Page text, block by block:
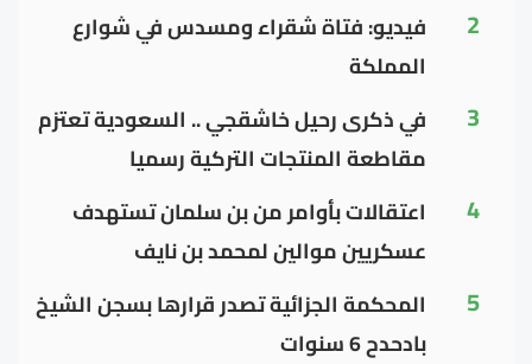
2
فيديو: فتاة شقراء ومسدس في شوارع
المملكة
3
في ذكرى رحيل خاشقجي .. السعودية تعتزم
مقاطعة المنتجات التركية رسميا
4
اعتقالات بأوامر من بن سلمان تستهدف
عسكريين موالين لمحمد بن نايف
5
المحكمة الجزائية تصدر قرارها بسجن الشيخ
بادحدح 6 سنوات